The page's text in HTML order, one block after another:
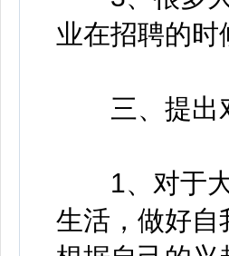
业在招聘的时
三、提出
1、对于大
生活，做好自